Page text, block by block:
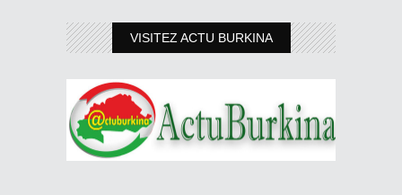
VISITEZ ACTU BURKINA